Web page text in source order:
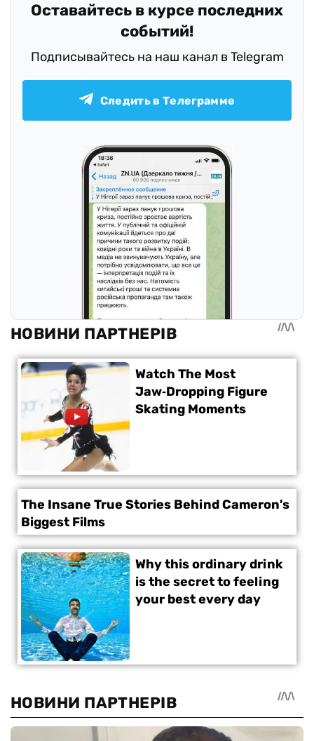
Оставайтесь в курсе последних
событий!
Подписывайтесь на наш канал в Telegram
Следить в Телеграмме